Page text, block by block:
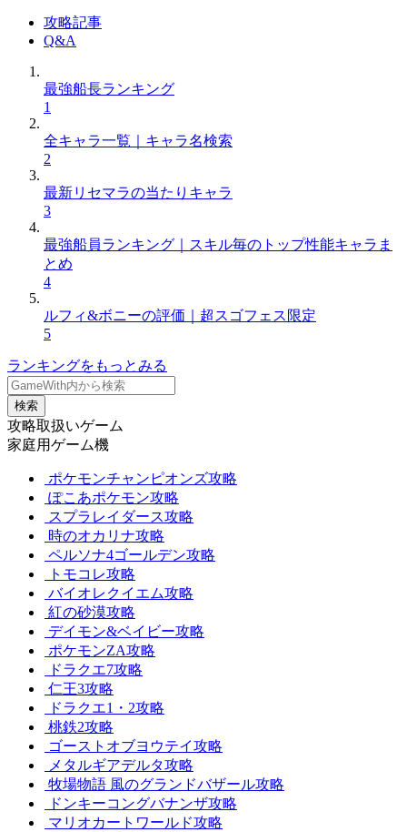
攻略記事
Q&A
最強船長ランキング
1
全キャラ一覧｜キャラ名検索
2
最新リセマラの当たりキャラ
3
最強船員ランキング｜スキル毎のトップ性能キャラま
とめ
4
ルフィ&ボニーの評価｜超スゴフェス限定
5
ランキングをもっとみる
検索
攻略取扱いゲーム
家庭用ゲーム機
ポケモンチャンピオンズ攻略
ぽこあポケモン攻略
スプラレイダース攻略
時のオカリナ攻略
ペルソナ4ゴールデン攻略
トモコレ攻略
バイオレクイエム攻略
紅の砂漠攻略
デイモン&ベイビー攻略
ポケモンZA攻略
ドラクエ7攻略
仁王3攻略
ドラクエ1・2攻略
桃鉄2攻略
ゴーストオブヨウテイ攻略
メタルギアデルタ攻略
牧場物語 風のグランドバザール攻略
ドンキーコングバナンザ攻略
マリオカートワールド攻略